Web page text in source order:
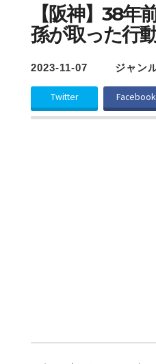
【阪神】38
孫が取った行
2023-11-07 ジャン
Twitter Facebook